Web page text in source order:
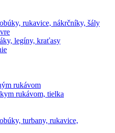
rukavice, nákrčníky, šály
legíny, kraťasy
rukávom
rukávom, tielka
turbany, rukavice,